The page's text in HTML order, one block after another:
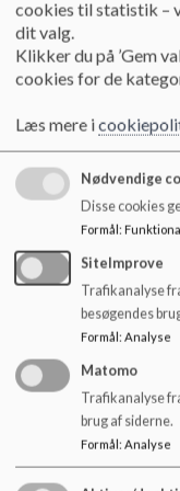
samtalerne skal
mulighed for at
Skolehjem-samtaler
Skolen sørger for, at
Skolen sørger for,
senest to uger før
Skolen indkalder
gang om året og
Den obligatoriske
enten en
elev og lærer inden
Skolen vurderer
samtaler for en elev
cookies til statistik –
dit valg.
Klikker du på ’Gem
cookies for de
Læs mere i
Nødvendige
Disse cookies
Formål:
SiteImprove
Trafikanalyse
besøgendes
Formål: Analyse
Matomo
Trafikanalyse
brug af siderne.
Formål: Analyse